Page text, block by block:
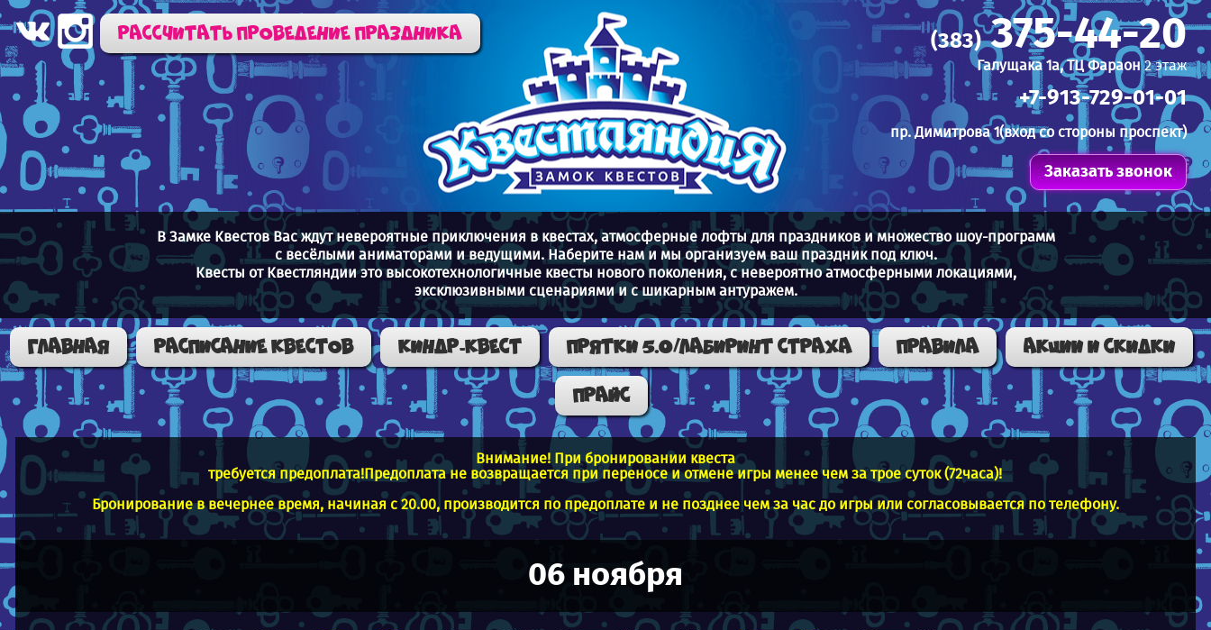
Рассчитать проведение праздника (383)375-44-20
Галущака 1а, ТЦ Фараон2 этаж
+7-913-729-01-01
пр. Димитрова 1(вход со стороны проспект)
Заказать звонок
В Замке Квестов Вас ждут невероятные приключения в квестах, атмосферные лофты для праздников и множество шоу-программ
с весёлыми аниматорами и ведущими. Наберите нам и мы организуем ваш праздник под ключ.
Квесты от Квестляндии это высокотехнологичные квесты нового поколения, с невероятно атмосферными локациями,
эксклюзивными сценариями и с шикарным антуражем.
Главная Расписание квестов КИНДР-КВЕСТ ПРЯТКИ 5.0/ЛАБИРИНТ СТРАХА Правила Акции и скидки
Прайс
Внимание! При бронировании квеста
требуется предоплата!Предоплата не возвращается при переносе и отмене игры менее чем за трое суток (72часа)!
Бронирование в вечернее время, начиная с 20.00, производится по предоплате и не позднее чем за час до игры или согласовывается по телефону.
06 ноября